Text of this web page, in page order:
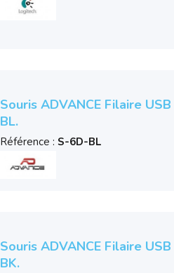
Souris ADVANCE Filaire
BL.
Référence : S-6D-BL
Souris ADVANCE Filaire
BK.